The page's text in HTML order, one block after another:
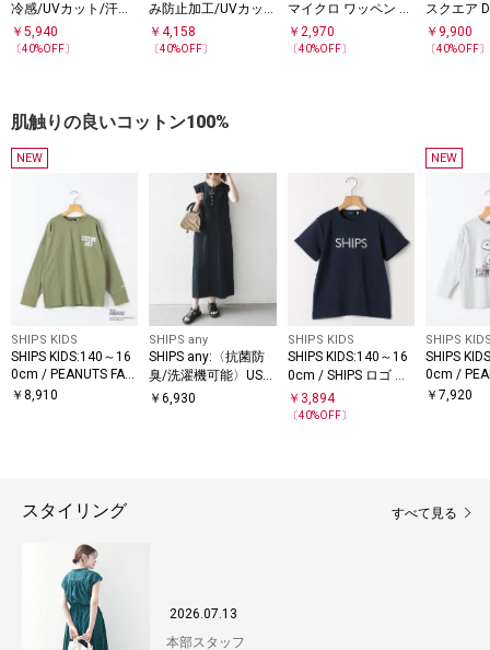
冷感/UVカット/汗染
み防止加工〉FUNCTI
ON 袖 レース プルオ
￥ 5,940
〔40%OFF〕
み防止加工/UVカッ
ト/接触冷感〉機能素
材 サイド ギャザー
￥4,158
〔40%OFF〕
マイクロ ワッペン フ
ェード Tシャツ
￥ 2,970
〔40%OFF〕
スクエア
ウォッチ
￥ 9,900
〔40%OFF〕
肌触りの良いコットン100%
NEW
SHIPS KIDS
SHIPS KIDS:140～16
0cm / PEANUTS FA
プリント ロングスリ
￥ 8,910
SHIPS any
SHIPS any:〈抗菌防
臭/洗濯機可能〉USA
コットン ヘンリーネ
￥6,930
SHIPS KIDS
SHIPS KIDS:140～16
0cm / SHIPS ロゴ 半
袖Tシャツ
￥ 3,894
〔40%OFF〕
NEW
SHIPS
SHIPS
0cm /
プリント
￥7,920
スタイリング すべて見る
2026.07.13
本部スタッフ